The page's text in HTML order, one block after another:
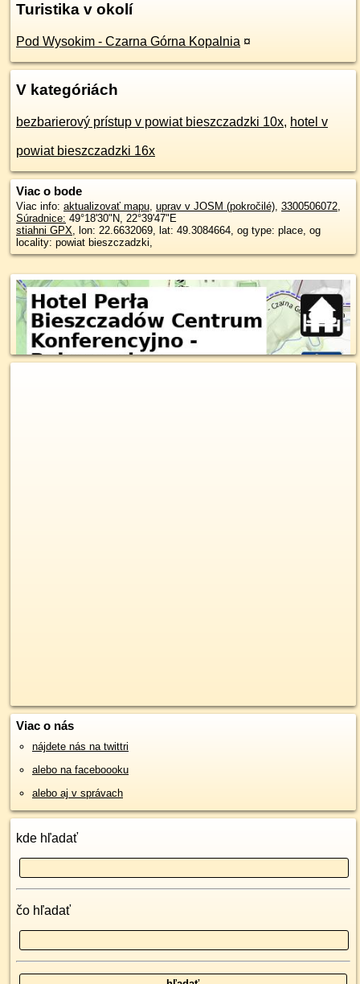
Turistika v okolí
Pod Wysokim - Czarna Górna Kopalnia ¤
V kategóriách
bezbarierový prístup v powiat bieszczadzki 10x, hotel v
powiat bieszczadzki 16x
Viac o bode
Viac info: aktualizovať mapu, uprav v JOSM (pokročilé), 3300506072,
Súradnice: 49°18'30"N, 22°39'47"E
stiahni GPX, lon: 22.6632069, lat: 49.3084664, og type: place, og
locality: powiat bieszczadzki,
Viac o nás
nájdete nás na twittri
alebo na faceboooku
alebo aj v správach
kde hľadať
čo hľadať